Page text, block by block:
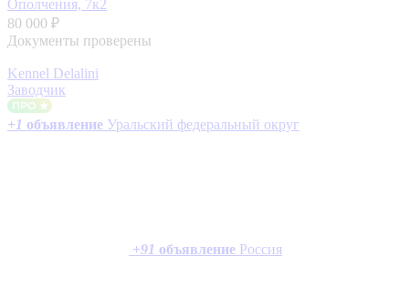
Ополчения, 7к2
80 000 ₽
Документы проверены
Kennel Delalini
Заводчик
+1 объявление Уральский федеральный округ
+91 объявление Россия